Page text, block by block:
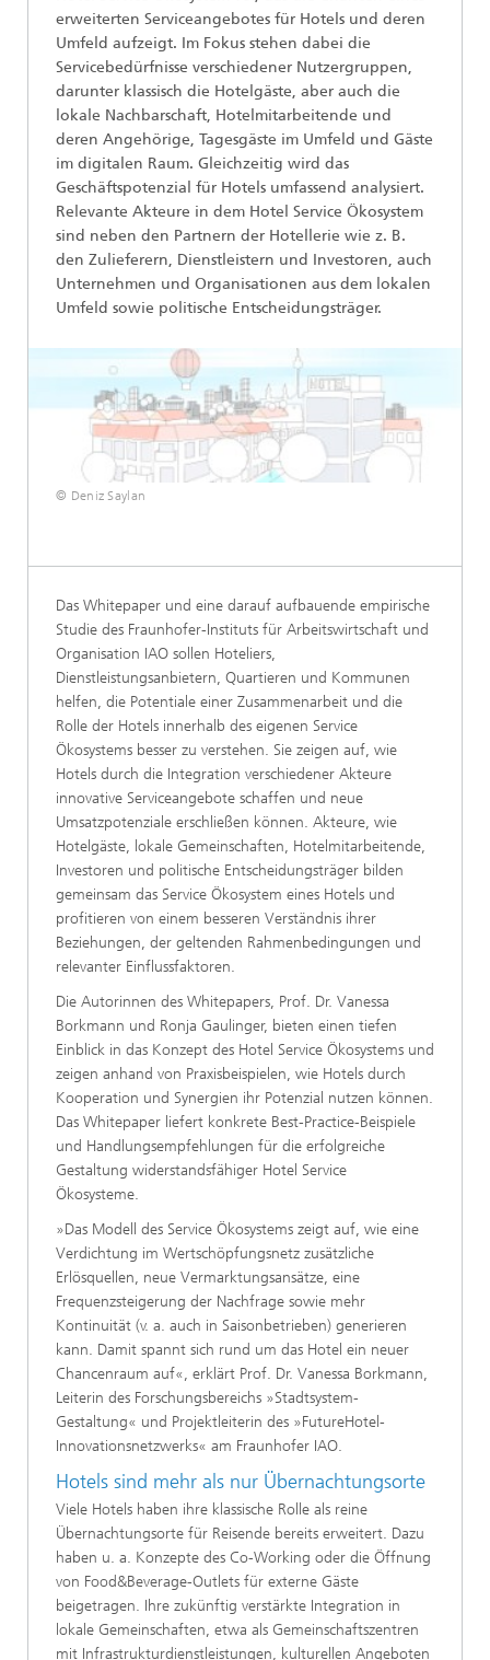
erweiterten Serviceangebotes für Hotels und deren
Umfeld aufzeigt. Im Fokus stehen dabei die
Servicebedürfnisse verschiedener Nutzergruppen,
darunter klassisch die Hotelgäste, aber auch die
lokale Nachbarschaft, Hotelmitarbeitende und
deren Angehörige, Tagesgäste im Umfeld und Gäste
im digitalen Raum. Gleichzeitig wird das
Geschäftspotenzial für Hotels umfassend analysiert.
Relevante Akteure in dem Hotel Service Ökosystem
sind neben den Partnern der Hotellerie wie z. B.
den Zulieferern, Dienstleistern und Investoren, auch
Unternehmen und Organisationen aus dem lokalen
Umfeld sowie politische Entscheidungsträger.
© Deniz Saylan
Das Whitepaper und eine darauf aufbauende empirische
Studie des Fraunhofer-Instituts für Arbeitswirtschaft und
Organisation IAO sollen Hoteliers,
Dienstleistungsanbietern, Quartieren und Kommunen
helfen, die Potentiale einer Zusammenarbeit und die
Rolle der Hotels innerhalb des eigenen Service
Ökosystems besser zu verstehen. Sie zeigen auf, wie
Hotels durch die Integration verschiedener Akteure
innovative Serviceangebote schaffen und neue
Umsatzpotenziale erschließen können. Akteure, wie
Hotelgäste, lokale Gemeinschaften, Hotelmitarbeitende,
Investoren und politische Entscheidungsträger bilden
gemeinsam das Service Ökosystem eines Hotels und
profitieren von einem besseren Verständnis ihrer
Beziehungen, der geltenden Rahmenbedingungen und
relevanter Einflussfaktoren.
Die Autorinnen des Whitepapers, Prof. Dr. Vanessa
Borkmann und Ronja Gaulinger, bieten einen tiefen
Einblick in das Konzept des Hotel Service Ökosystems und
zeigen anhand von Praxisbeispielen, wie Hotels durch
Kooperation und Synergien ihr Potenzial nutzen können.
Das Whitepaper liefert konkrete Best-Practice-Beispiele
und Handlungsempfehlungen für die erfolgreiche
Gestaltung widerstandsfähiger Hotel Service
Ökosysteme.
»Das Modell des Service Ökosystems zeigt auf, wie eine
Verdichtung im Wertschöpfungsnetz zusätzliche
Erlösquellen, neue Vermarktungsansätze, eine
Frequenzsteigerung der Nachfrage sowie mehr
Kontinuität (v. a. auch in Saisonbetrieben) generieren
kann. Damit spannt sich rund um das Hotel ein neuer
Chancenraum auf«, erklärt Prof. Dr. Vanessa Borkmann,
Leiterin des Forschungsbereichs »Stadtsystem-
Gestaltung« und Projektleiterin des »FutureHotel-
Innovationsnetzwerks« am Fraunhofer IAO.
Hotels sind mehr als nur Übernachtungsorte
Viele Hotels haben ihre klassische Rolle als reine
Übernachtungsorte für Reisende bereits erweitert. Dazu
haben u. a. Konzepte des Co-Working oder die Öffnung
von Food&Beverage-Outlets für externe Gäste
beigetragen. Ihre zukünftig verstärkte Integration in
lokale Gemeinschaften, etwa als Gemeinschaftszentren
mit Infrastrukturdienstleistungen, kulturellen Angeboten